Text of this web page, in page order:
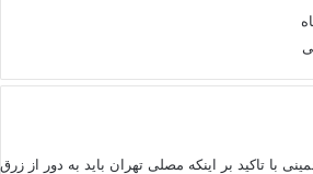
با تاکید بر اینکه مصلی تهران باید به دور از